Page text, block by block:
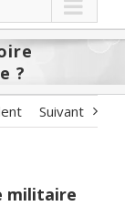
?
Suivant
militaire